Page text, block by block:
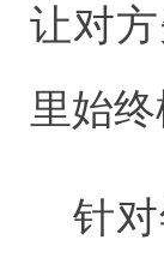
让对
里始终
针